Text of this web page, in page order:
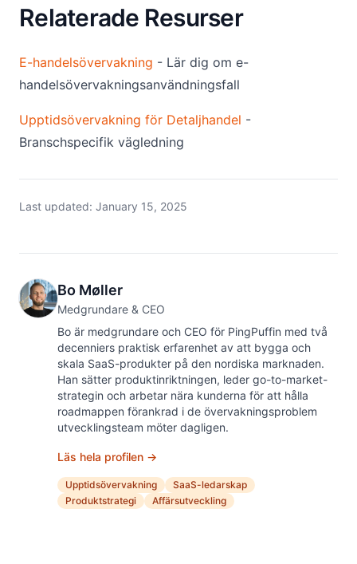
Relaterade Resurser
E-handelsövervakning - Lär dig om e-
handelsövervakningsanvändningsfall
Upptidsövervakning för Detaljhandel -
Branschspecifik vägledning
Last updated: January 15, 2025
Bo Møller
Medgrundare & CEO
Bo är medgrundare och CEO för PingPuffin med två
decenniers praktisk erfarenhet av att bygga och
skala SaaS-produkter på den nordiska marknaden.
Han sätter produktinriktningen, leder go-to-market-
strategin och arbetar nära kunderna för att hålla
roadmappen förankrad i de övervakningsproblem
utvecklingsteam möter dagligen.
Läs hela profilen →
Upptidsövervakning
SaaS-ledarskap
Produktstrategi
Affärsutveckling